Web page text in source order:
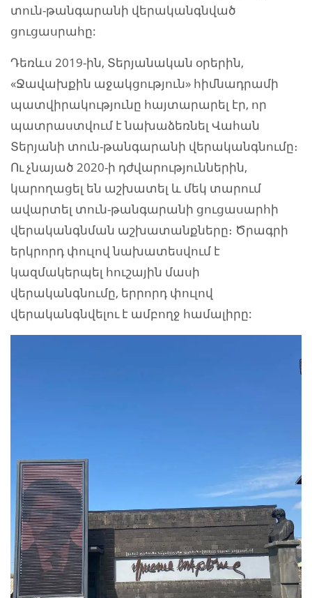
տուն-թանգարանի վերականգնված
ցուցասրահը:
Դեռևս 2019-ին, Տերյանական օրերին,
«Ջավախքին աջակցություն» հիմնադրամի
պատվիրակությունը հայտարարել էր, որ
պատրաստվում է նախաձեռնել Վահան
Տերյանի տուն-թանգարանի վերականգնումը։
Ու չնայած 2020-ի դժվարություններին,
կարողացել են աշխատել և մեկ տարում
ավարտել տուն-թանգարանի ցուցասարհի
վերականգնման աշխատանքները։ Ծրագրի
երկրորդ փուլով նախատեսվում է
կազմակերպել հուշային մասի
վերականգնումը, երրորդ փուլով
վերականգնվելու է ամբողջ համալիրը: